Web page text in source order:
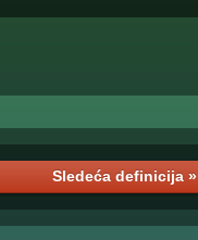
Sledeća definicija »